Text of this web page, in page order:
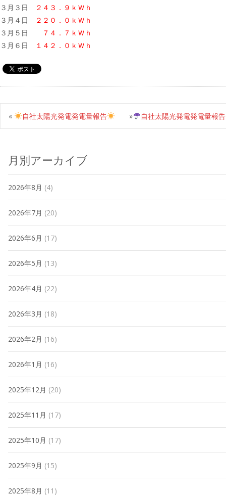
３月３日
２４３．９ｋＷｈ
３月４日
２２０．０ｋＷｈ
３月５日
７４．７ｋＷｈ
３月６日
１４２．０ｋＷｈ
« 自社太陽光発電発電量報告 自社太陽光発電発電量報告
»
月別アーカイブ
2026年8月 (4)
2026年7月 (20)
2026年6月 (17)
2026年5月 (13)
2026年4月 (22)
2026年3月 (18)
2026年2月 (16)
2026年1月 (16)
2025年12月 (20)
2025年11月 (17)
2025年10月 (17)
2025年9月 (15)
2025年8月 (11)